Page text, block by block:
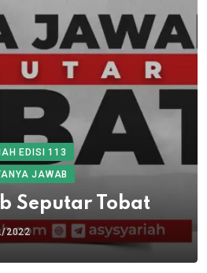
EDISI 113
JAWAB
Seputar Tobat
2022